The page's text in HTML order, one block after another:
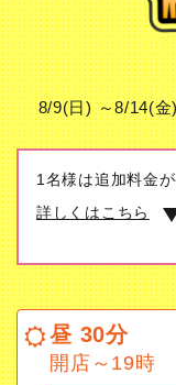
8/9(日) ～8/14(
1名様は追加料金
詳しくはこちら
昼 30分
開店～19時
昼 30分
開店～19時